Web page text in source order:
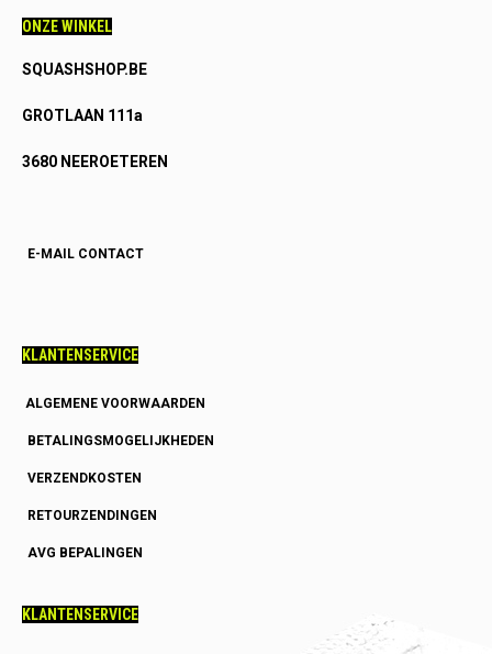
ONZE WINKEL
SQUASHSHOP.BE
GROTLAAN 111a
3680 NEEROETEREN
E-MAIL CONTACT
KLANTENSERVICE
ALGEMENE VOORWAARDEN
BETALINGSMOGELIJKHEDEN
VERZENDKOSTEN
RETOURZENDINGEN
AVG BEPALINGEN
KLANTENSERVICE